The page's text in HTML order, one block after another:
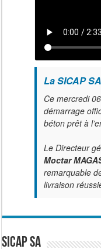
La SICAP
Ce mercredi
démarrage
béton prêt à
Le Directeur
Moctar
remarquable
livraison
SICAP SA